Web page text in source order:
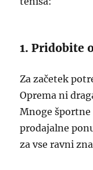
1. Pridobite
Za začetek
Oprema ni
Mnoge
prodajalne
za vse ravni